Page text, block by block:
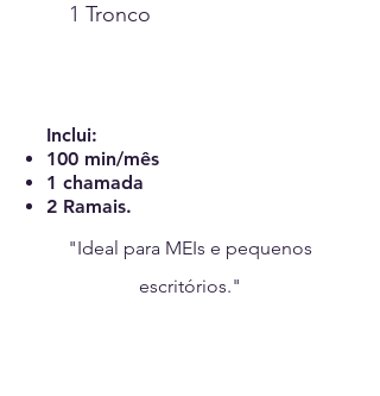
1 Tronco
Inclui:
100 min/mês
1 chamada
2 Ramais.
"Ideal para MEIs e pequenos
escritórios."